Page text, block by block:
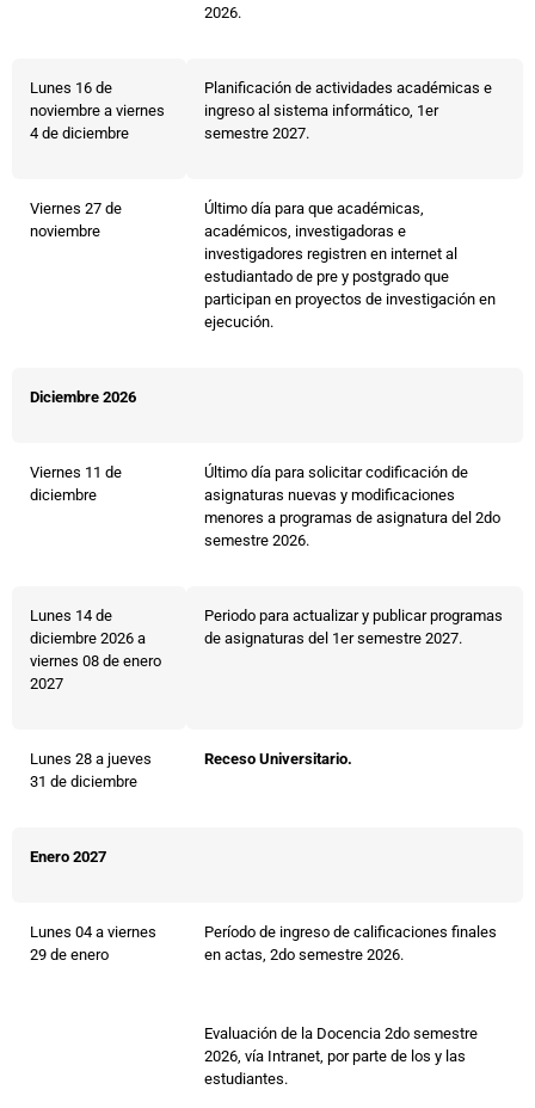
2026.
Lunes 16 de
noviembre a viernes
4 de diciembre
Planificación de actividades académicas e
ingreso al sistema informático, 1er
semestre 2027.
Viernes 27 de
noviembre
Último día para que académicas,
académicos, investigadoras e
investigadores registren en internet al
estudiantado de pre y postgrado que
participan en proyectos de investigación en
ejecución.
Diciembre 2026
Viernes 11 de
diciembre
Último día para solicitar codificación de
asignaturas nuevas y modificaciones
menores a programas de asignatura del 2do
semestre 2026.
Lunes 14 de
diciembre 2026 a
viernes 08 de enero
2027
Periodo para actualizar y publicar programas
de asignaturas del 1er semestre 2027.
Lunes 28 a jueves
31 de diciembre
Receso Universitario.
Enero 2027
Lunes 04 a viernes
29 de enero
Período de ingreso de calificaciones finales
en actas, 2do semestre 2026.
Evaluación de la Docencia 2do semestre
2026, vía Intranet, por parte de los y las
estudiantes.